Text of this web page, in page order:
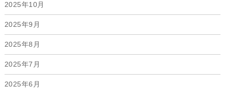
2025年10月
2025年9月
2025年8月
2025年7月
2025年6月